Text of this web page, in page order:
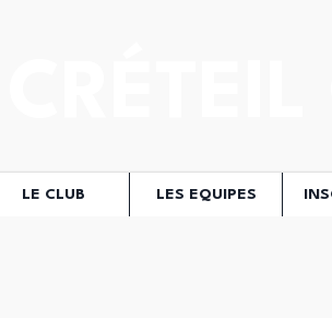
LE CLUB LES EQUIPES